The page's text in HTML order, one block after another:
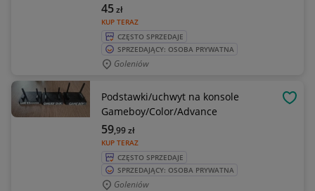
KUP TERAZ
45zł
CZĘSTO SPRZEDAJE
SPRZEDAJĄCY: OSOBA PRYWATNA
Goleniów
Podstawki/uchwyt na konsole
Gameboy/Color/Advance
KUP TERAZ
59,99zł
CZĘSTO SPRZEDAJE
SPRZEDAJĄCY: OSOBA PRYWATNA
Goleniów